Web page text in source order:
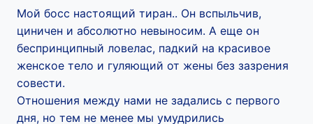
Мой босс настоящий тиран.. Он вспыльчив,
циничен и абсолютно невыносим. А еще он
беспринципный ловелас, падкий на красивое
женское тело и гуляющий от жены без зазрения
совести.
Отношения между нами не задались с первого
дня, но тем не менее мы умудрились